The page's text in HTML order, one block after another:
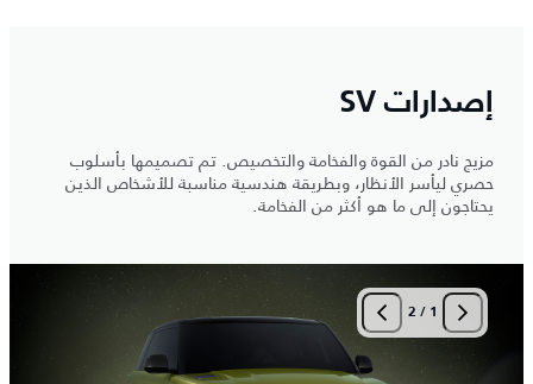
إصدارات SV
مزيج نادر من القوة والفخامة والتخصيص. تم تصميمها بأسلوب
حصري ليأسر الأنظار، وبطريقة هندسية مناسبة للأشخاص الذين
يحتاجون إلى ما هو أكثر من الفخامة.
1
/
2